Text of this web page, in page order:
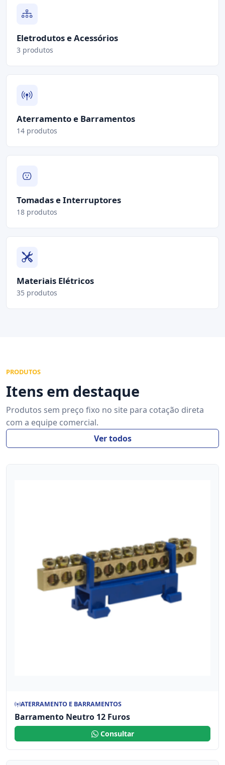
Eletrodutos e Acessórios
3 produtos
Aterramento e Barramentos
14 produtos
Tomadas e Interruptores
18 produtos
Materiais Elétricos
35 produtos
PRODUTOS
Itens em destaque
Produtos sem preço fixo no site para cotação direta
com a equipe comercial.
Ver todos
ATERRAMENTO E BARRAMENTOS
Barramento Neutro 12 Furos
Consultar